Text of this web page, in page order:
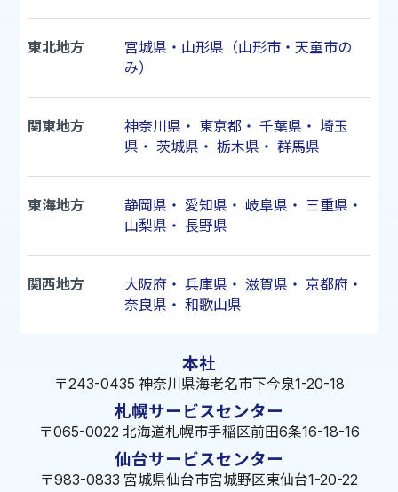
東北地方
宮城県・山形県（山形市・天童市の
み）
関東地方 神奈川県 ・ 東京都・ 千葉県 ・ 埼玉
県 ・ 茨城県 ・ 栃木県 ・ 群馬県
東海地方 静岡県 ・ 愛知県 ・ 岐阜県 ・ 三重県 ・
山梨県 ・ 長野県
関西地方 大阪府 ・ 兵庫県 ・ 滋賀県 ・ 京都府 ・
奈良県 ・ 和歌山県
本社
〒243-0435 神奈川県海老名市下今泉1-20-18
札幌サービスセンター
〒065-0022 北海道札幌市手稲区前田6条16-18-16
仙台サービスセンター
〒983-0833 宮城県仙台市宮城野区東仙台1-20-22